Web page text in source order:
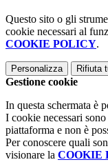
Questo sito o gli
cookie necessari al
COOKIE POLICY.
Personalizza Rifiuta
Gestione cookie
In questa schermata è
I cookie necessari
piattaforma e non è
Per conoscere quali
visionare la COOKIE